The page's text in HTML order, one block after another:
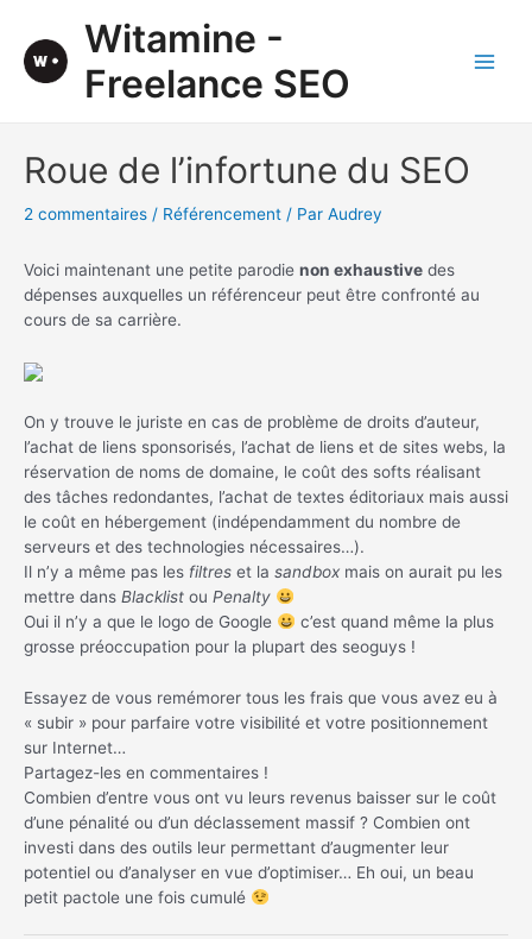
contenu
Witamine -
Freelance SEO
Roue de l’infortune du SEO
2 commentaires / Référencement / Par Audrey
Voici maintenant une petite parodie non exhaustive des
dépenses auxquelles un référenceur peut être confronté au
cours de sa carrière.
On y trouve le juriste en cas de problème de droits d’auteur,
l’achat de liens sponsorisés, l’achat de liens et de sites webs, la
réservation de noms de domaine, le coût des softs réalisant
des tâches redondantes, l’achat de textes éditoriaux mais aussi
le coût en hébergement (indépendamment du nombre de
serveurs et des technologies nécessaires…).
Il n’y a même pas les filtres et la sandbox mais on aurait pu les
mettre dans Blacklist ou Penalty
Oui il n’y a que le logo de Google
c’est quand même la plus
grosse préoccupation pour la plupart des seoguys !
Essayez de vous remémorer tous les frais que vous avez eu à
« subir » pour parfaire votre visibilité et votre positionnement
sur Internet…
Partagez-les en commentaires !
Combien d’entre vous ont vu leurs revenus baisser sur le coût
d’une pénalité ou d’un déclassement massif ? Combien ont
investi dans des outils leur permettant d’augmenter leur
potentiel ou d’analyser en vue d’optimiser… Eh oui, un beau
petit pactole une fois cumulé